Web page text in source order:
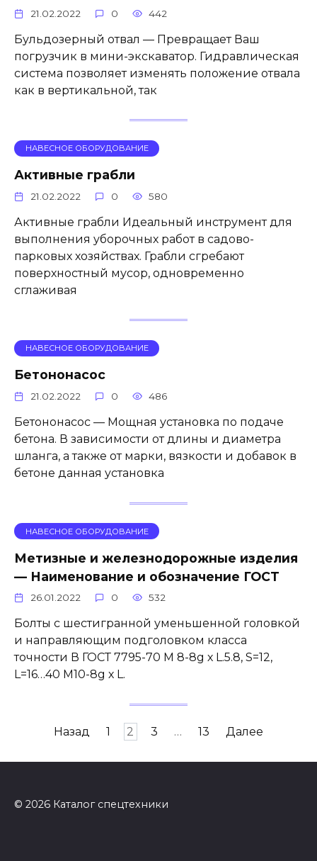
21.02.2022 0 442
Бульдозерный отвал — Превращает Ваш
погрузчик в мини-экскаватор. Гидравлическая
система позволяет изменять положение отвала
как в вертикальной, так
НАВЕСНОЕ ОБОРУДОВАНИЕ
Активные грабли
21.02.2022 0 580
Активные грабли Идеальный инструмент для
выполнения уборочных работ в садово-
парковых хозяйствах. Грабли сгребают
поверхностный мусор, одновременно
сглаживая
НАВЕСНОЕ ОБОРУДОВАНИЕ
Бетононасос
21.02.2022 0 486
Бетононасос — Мощная установка по подаче
бетона. В зависимости от длины и диаметра
шланга, а также от марки, вязкости и добавок в
бетоне данная установка
НАВЕСНОЕ ОБОРУДОВАНИЕ
Метизные и железнодорожные изделия
— Наименование и обозначение ГОСТ
26.01.2022 0 532
Болты с шестигранной уменьшенной головкой
и направляющим подголовком класса
точности В ГОСТ 7795-70 М 8-8g х L.5.8, S=12,
L=16…40 М10-8g х L.
Пагинация
Назад 1 2 3 … 13 Далее
© 2026 Каталог спецтехники